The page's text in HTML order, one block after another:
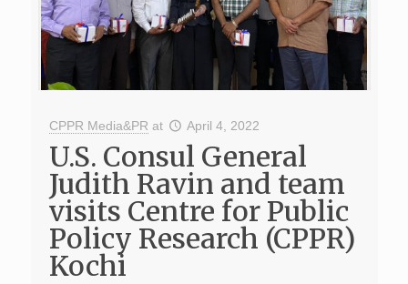
CPPR Media&PR at April 4, 2022
U.S. Consul General
Judith Ravin and team
visits Centre for Public
Policy Research (CPPR)
Kochi